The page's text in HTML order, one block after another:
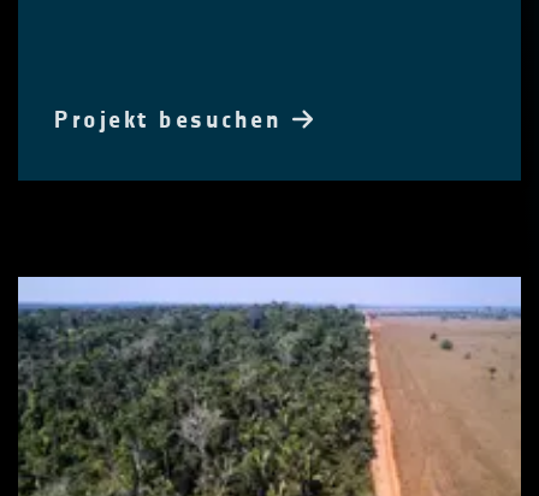
Projekt besuchen